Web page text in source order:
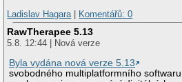
Ladislav Hagara
Komentářů: 0
RawTherapee 5.13
5.8. 12:44 | Nová verze
Byla vydána nová verze 5.13
svobodného multiplatformního softwaru